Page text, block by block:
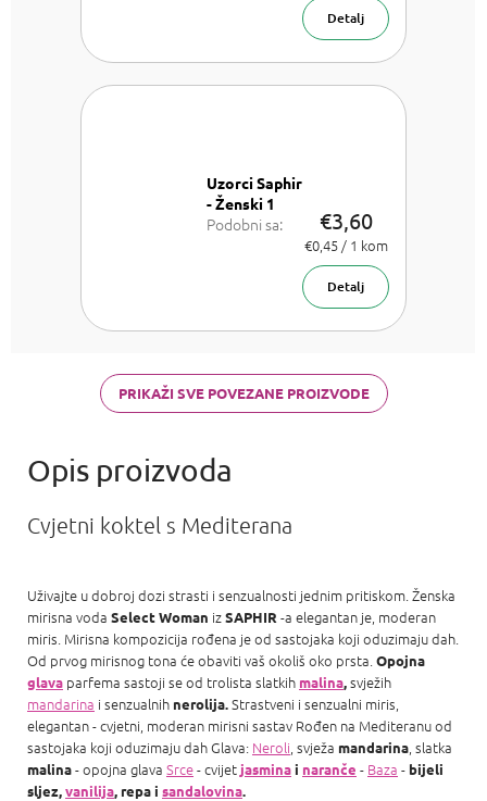
Detalj
Uzorci Saphir
- Ženski 1
Podobni sa:
Armani Acqua
Mademoiselle
a Carolina
€3,60
Izmjeri
cijenu:
€0,45 / 1 kom
Detalj
PRIKAŽI SVE POVEZANE PROIZVODE
Cvjetni koktel s Mediterana
Uživajte u dobroj dozi strasti i senzualnosti jednim pritiskom. Ženska
mirisna voda Select Woman izSAPHIR -a elegantan je, moderan
miris. Mirisna kompozicija rođena je od sastojaka koji oduzimaju dah.
Od prvog mirisnog tona će obaviti vaš okoliš oko prsta.Opojna
glava parfema sastoji se od trolista slatkih malina,svježih
mandarina i senzualnih nerolija.Strastveni i senzualni miris,
elegantan - cvjetni, moderan mirisni sastav Rođen na Mediteranu od
sastojaka koji oduzimaju dah Glava: Neroli, svježa mandarina, slatka
malina- opojna glava Srce- cvijetjasminai naranče - Baza - bijeli
sljez,vanilija, repa i sandalovina.